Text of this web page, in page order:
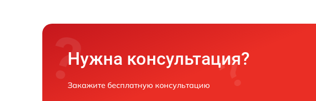
Нужна консультация?
Закажите бесплатную консультацию